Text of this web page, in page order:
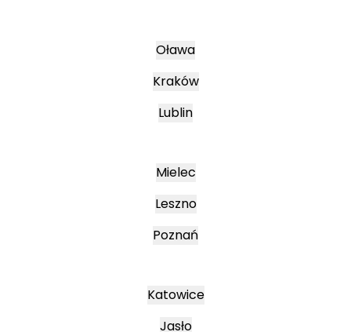
Oława
Kraków
Lublin
Mielec
Leszno
Poznań
Katowice
Jasło